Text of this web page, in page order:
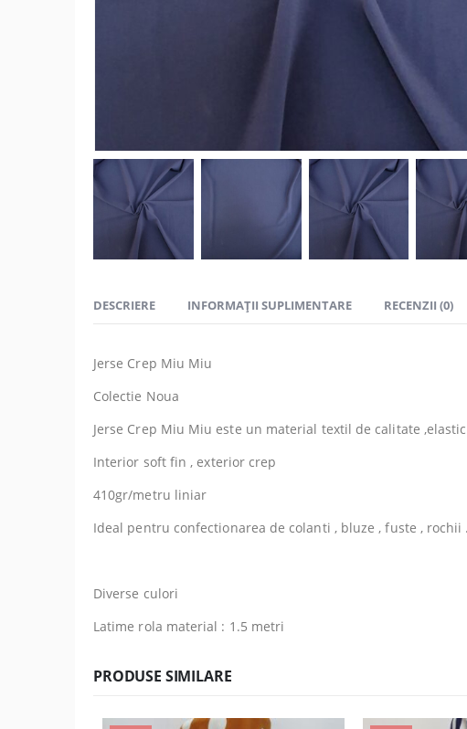
DESCRIERE INFORMAȚII SUPLIMENTARE RECENZII (0)
Jerse Crep Miu Miu
Colectie Noua
Jerse Crep Miu Miu este un material textil de calitate
Interior soft fin , exterior crep
410gr/metru liniar
Ideal pentru confectionarea de colanti , bluze , fuste , rochii .
Diverse culori
Latime rola material : 1.5 metri
PRODUSE SIMILARE